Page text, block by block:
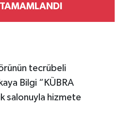
TAMAMLANDI
tecrübeli
Bilgi “KÜBRA
salonuyla hizmete